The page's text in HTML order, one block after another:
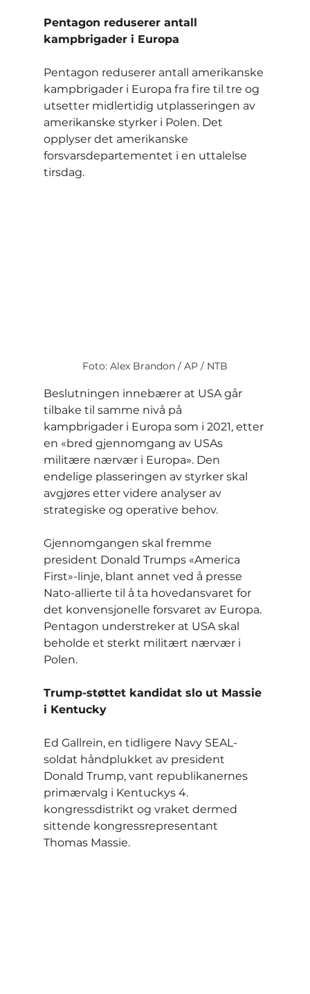
Pentagon reduserer antall
kampbrigader i Europa
Pentagon reduserer antall amerikanske
kampbrigader i Europa fra fire til tre og
utsetter midlertidig utplasseringen av
amerikanske styrker i Polen. Det
opplyser det amerikanske
forsvarsdepartementet i en uttalelse
tirsdag.
Foto: Alex Brandon / AP / NTB
Beslutningen innebærer at USA går
tilbake til samme nivå på
kampbrigader i Europa som i 2021, etter
en «bred gjennomgang av USAs
militære nærvær i Europa». Den
endelige plasseringen av styrker skal
avgjøres etter videre analyser av
strategiske og operative behov.
Gjennomgangen skal fremme
president Donald Trumps «America
First»-linje, blant annet ved å presse
Nato-allierte til å ta hovedansvaret for
det konvensjonelle forsvaret av Europa.
Pentagon understreker at USA skal
beholde et sterkt militært nærvær i
Polen.
Trump-støttet kandidat slo ut Massie
i Kentucky
Ed Gallrein, en tidligere Navy SEAL-
soldat håndplukket av president
Donald Trump, vant republikanernes
primærvalg i Kentuckys 4.
kongressdistrikt og vraket dermed
sittende kongressrepresentant
Thomas Massie.